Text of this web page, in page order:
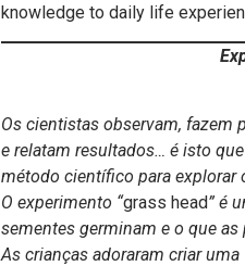
knowledge to daily life
Os cientistas observam, fazem
e relatam resultados… é isto
método científico para explorar
O experimento “grass head” é
sementes germinam e o que as
As crianças adoraram criar uma